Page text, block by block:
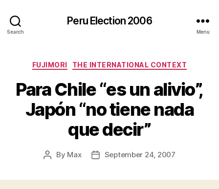
Search
Peru Election 2006
Menu
Categories
FUJIMORI THE INTERNATIONAL CONTEXT
Para Chile “es un alivio”,
Japón “no tiene nada
que decir”
Post
By Max
PostSeptember 24, 2007